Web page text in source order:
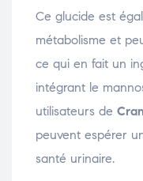
Ce glucide est
métabolisme et
ce qui en fait un
intégrant le
utilisateurs de
peuvent espérer
santé urinaire.